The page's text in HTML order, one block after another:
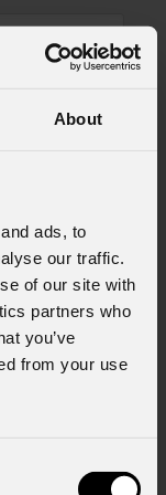
About
ads, to
our traffic.
of our site with
partners who
you’ve
from your use
per
iniziative di
13 del
sensi